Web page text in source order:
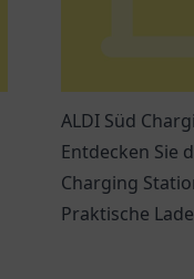
ALDI Süd
Entdecken Sie
Charging
Praktische